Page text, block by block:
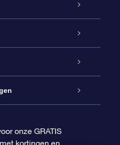
onze GRATIS
kortingen en